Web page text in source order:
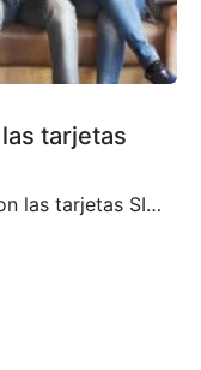
tarjetas
La nueva era de la conectividad con las tarjetas SIM electrónicas Brian X. Chen, redactor jefe de tecnología de consumo de The New York Times, afirma que no pasará mucho tiempo antes de que «la tarjeta SIM física deje de existir«. Parece ser que esto se debe a la decisión de Apple de eliminar la […]